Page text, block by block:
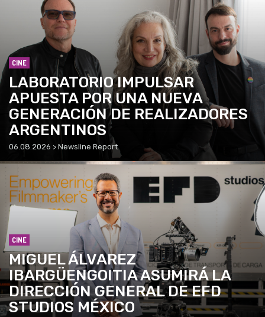
CINE
LABORATORIO IMPULSAR
APUESTA POR UNA NUEVA
GENERACIÓN DE REALIZADORES
ARGENTINOS
06.08.2026 > Newsline Report
CINE
MIGUEL ÁLVAREZ
IBARGÜENGOITIA ASUMIRÁ LA
DIRECCIÓN GENERAL DE EFD
STUDIOS MÉXICO